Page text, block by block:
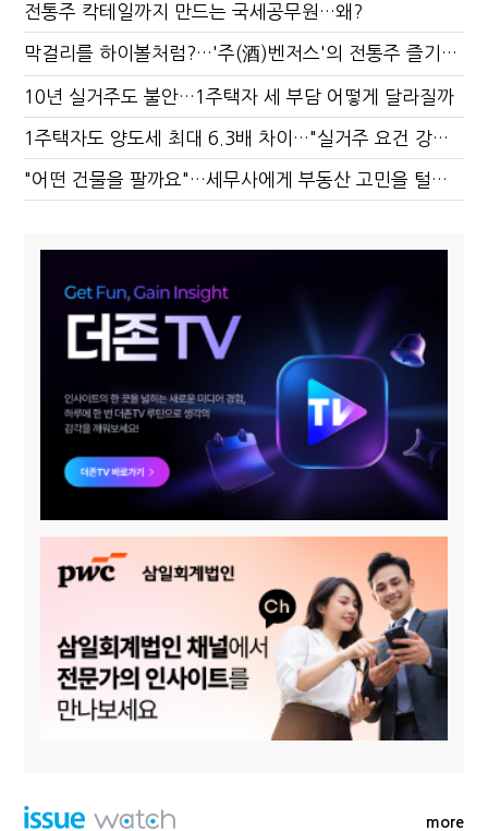
전통주 칵테일까지 만드는 국세공무원…왜?
막걸리를 하이볼처럼?…'주(酒)벤저스'의 전통주 즐기는 법
10년 실거주도 불안…1주택자 세 부담 어떻게 달라질까
1주택자도 양도세 최대 6.3배 차이…"실거주 요건 강화하자"
"어떤 건물을 팔까요"…세무사에게 부동산 고민을 털어놓는 이유
more